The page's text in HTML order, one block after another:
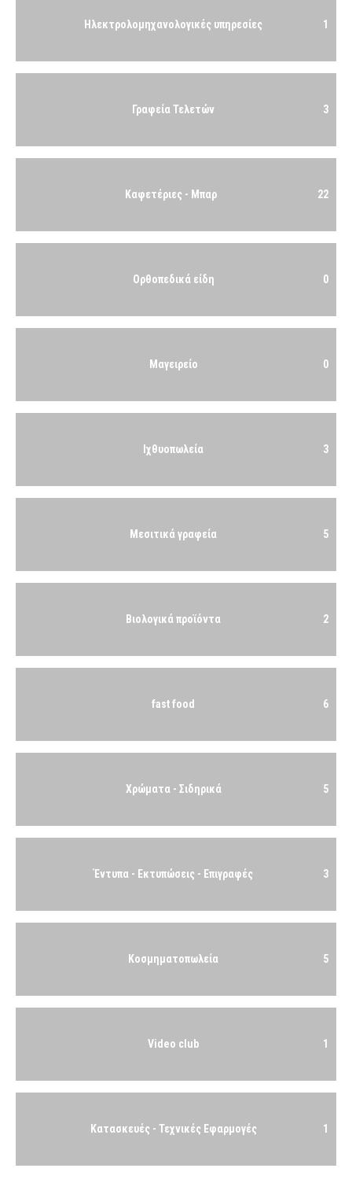
Ηλεκτρολομηχανολογικές υπηρεσίες 1
Γραφεία Τελετών 3
Καφετέριες - Μπαρ 22
Ορθοπεδικά είδη 0
Μαγειρείο 0
Ιχθυοπωλεία 3
Μεσιτικά γραφεία 5
Βιολογικά προϊόντα 2
fast food 6
Χρώματα - Σιδηρικά 5
Έντυπα - Εκτυπώσεις - Επιγραφές 3
Κοσμηματοπωλεία 5
Video club 1
Κατασκευές - Τεχνικές Εφαρμογές 1